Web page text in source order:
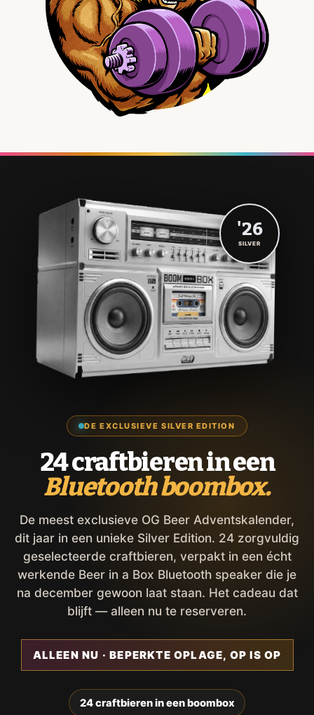
DE EXCLUSIEVE SILVER EDITION
24 craftbieren in een
Bluetooth boombox.
De meest exclusieve OG Beer Adventskalender,
dit jaar in een unieke Silver Edition. 24 zorgvuldig
geselecteerde craftbieren, verpakt in een écht
werkende Beer in a Box Bluetooth speaker die je
na december gewoon laat staan. Het cadeau dat
blijft — alleen nu te reserveren.
ALLEEN NU · BEPERKTE OPLAGE, OP IS OP
24 craftbieren in een boombox
'26
SILVER